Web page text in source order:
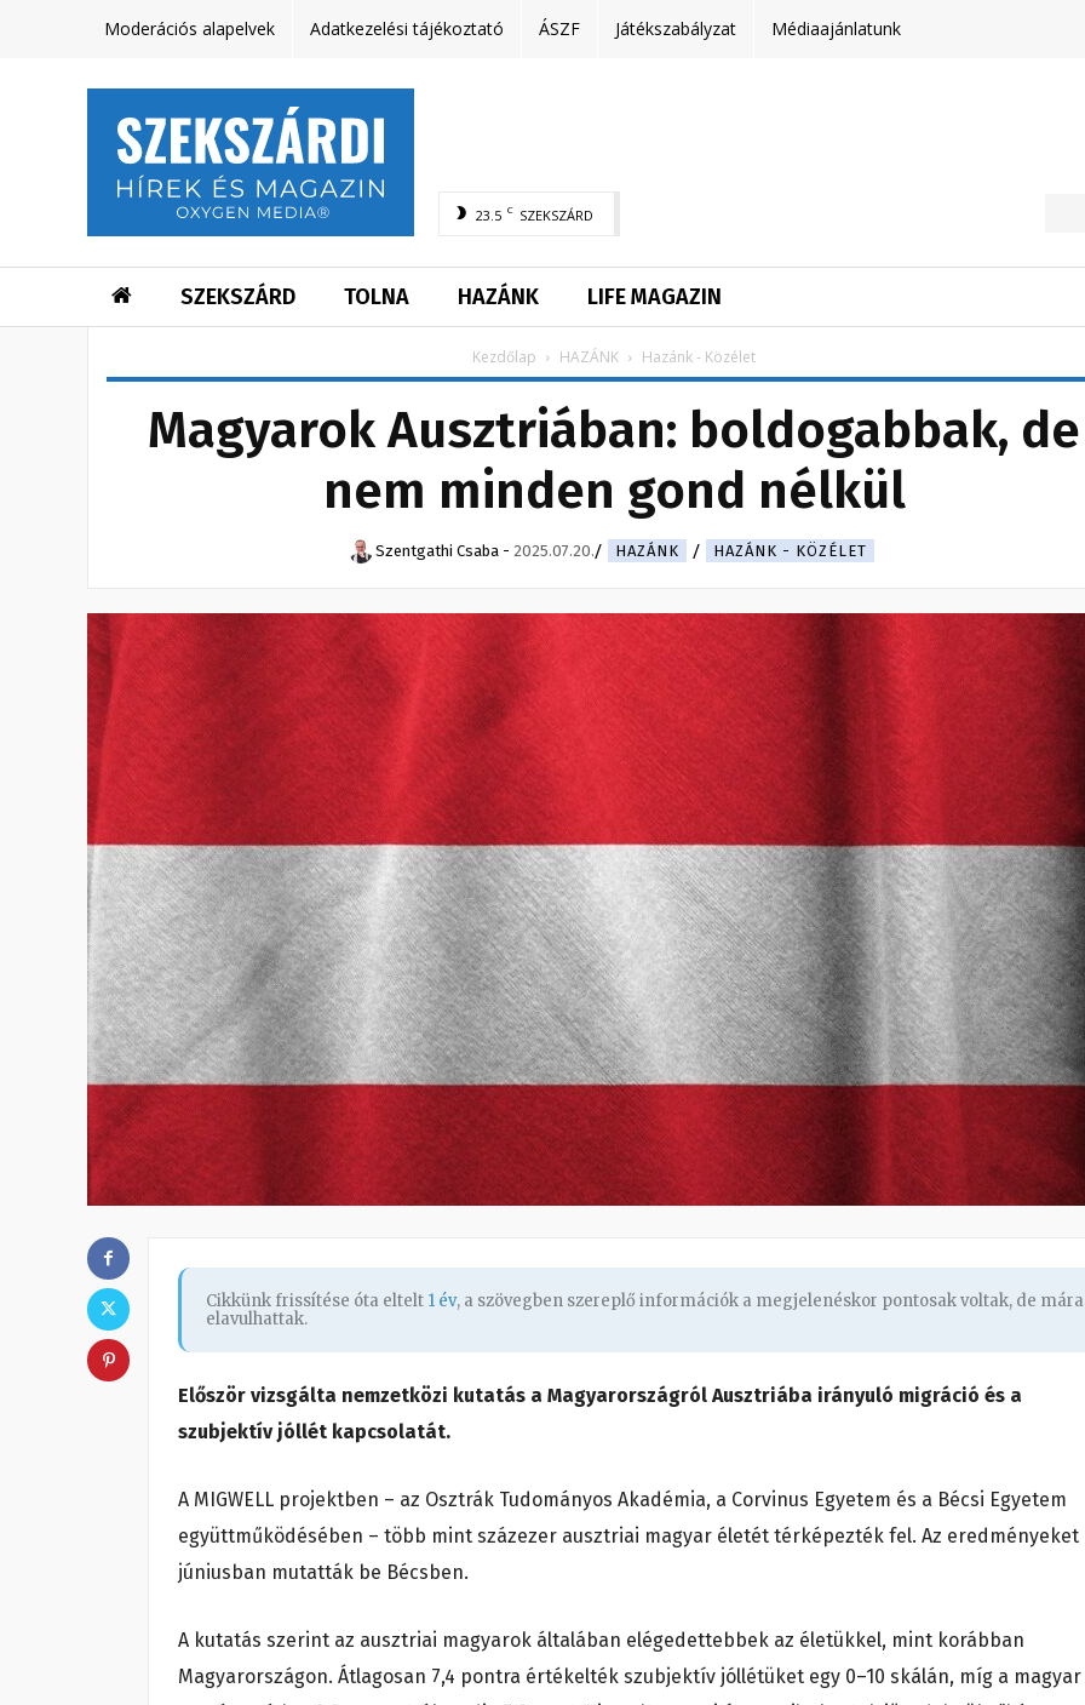
Moderációs alapelvek Adatkezelési tájékoztató ÁSZF Játékszabályzat Médiaajánlatunk
23.5 C SZEKSZÁRD
SZEKSZÁRD TOLNA HAZÁNK LIFE MAGAZIN
Kezdőlap HAZÁNK Hazánk - Közélet
Magyarok Ausztriában: boldogabbak, de
nem minden gond nélkül
Szentgathi Csaba - 2025.07.20. HAZÁNK HAZÁNK - KÖZÉLET
Cikkünk frissítése óta eltelt 1 év, a szövegben szereplő információk a megjelenéskor pontosak voltak, de mára
elavulhattak.
Először vizsgálta nemzetközi kutatás a Magyarországról Ausztriába irányuló migráció és a
szubjektív jóllét kapcsolatát.
A MIGWELL projektben – az Osztrák Tudományos Akadémia, a Corvinus Egyetem és a Bécsi Egyetem
együttműködésében – több mint százezer ausztriai magyar életét térképezték fel. Az eredményeket
júniusban mutatták be Bécsben.
A kutatás szerint az ausztriai magyarok általában elégedettebbek az életükkel, mint korábban
Magyarországon. Átlagosan 7,4 pontra értékelték szubjektív jóllétüket egy 0–10 skálán, míg a magyar